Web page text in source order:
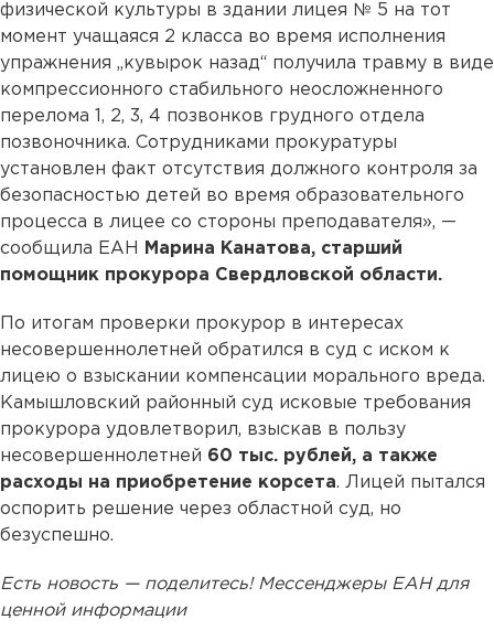
физической культуры в здании лицея № 5 на тот
момент учащаяся 2 класса во время исполнения
упражнения „кувырок назад“ получила травму в виде
компрессионного стабильного неосложненного
перелома 1, 2, 3, 4 позвонков грудного отдела
позвоночника. Сотрудниками прокуратуры
установлен факт отсутствия должного контроля за
безопасностью детей во время образовательного
процесса в лицее со стороны преподавателя», —
сообщила ЕАН
Марина Канатова, старший
помощник прокурора Свердловской области.
По итогам проверки прокурор в интересах
несовершеннолетней обратился в суд с иском к
лицею о взыскании компенсации морального вреда.
Камышловский районный суд исковые требования
прокурора удовлетворил, взыскав в пользу
несовершеннолетней 60 тыс. рублей, а также
расходы на приобретение корсета. Лицей пытался
оспорить решение через областной суд, но
безуспешно.
Есть новость — поделитесь! Мессенджеры ЕАН для
ценной информации